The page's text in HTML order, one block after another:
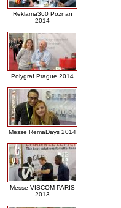
Reklama360 Poznan
2014
Polygraf Prague 2014
Messe RemaDays 2014
Messe VISCOM PARIS
2013